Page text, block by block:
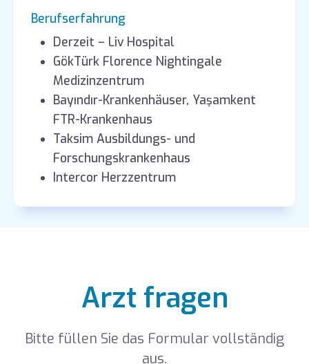
Berufserfahrung
Derzeit – Liv Hospital
GökTürk Florence Nightingale
Medizinzentrum
Bayındır-Krankenhäuser, Yaşamkent
FTR-Krankenhaus
Taksim Ausbildungs- und
Forschungskrankenhaus
Intercor Herzzentrum
Arzt fragen
Bitte füllen Sie das Formular vollständig
aus.